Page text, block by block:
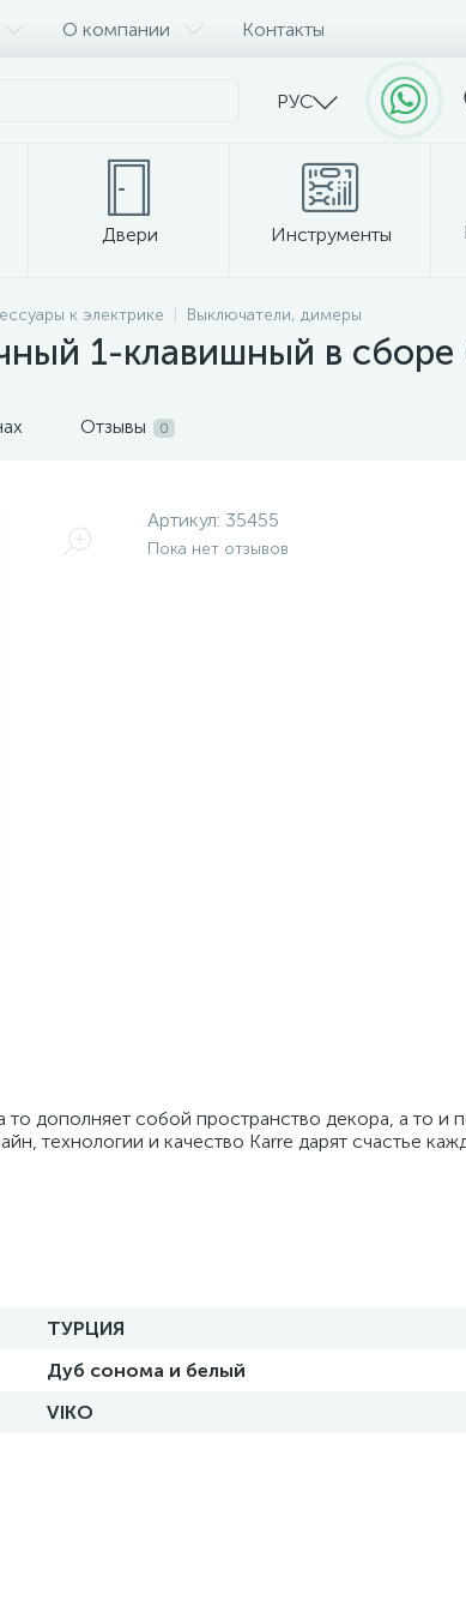
О компании Контакты
РУС
Двери Инструменты
к электрике Выключатели, димеры
1-клавишный в сборе
Отзывы 0
Артикул: 35455
Пока нет отзывов
то дополняет собой пространство декора, а то и
технологии и качество Karre дарят счастье
ТУРЦИЯ
Дуб сонома и белый
VIKO